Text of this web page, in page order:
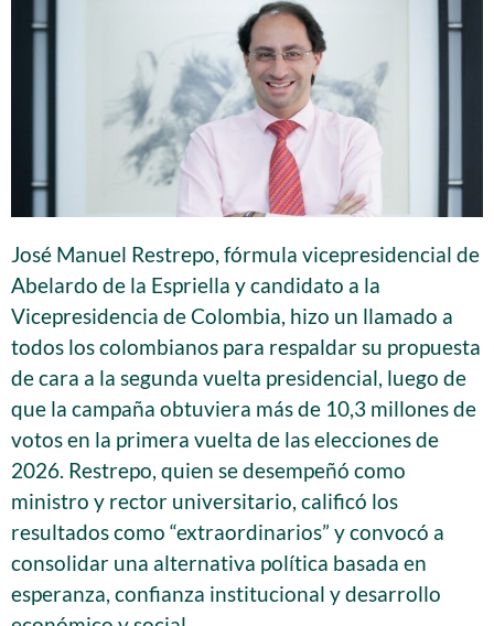
José Manuel Restrepo, fórmula vicepresidencial de
Abelardo de la Espriella y candidato a la
Vicepresidencia de Colombia, hizo un llamado a
todos los colombianos para respaldar su propuesta
de cara a la segunda vuelta presidencial, luego de
que la campaña obtuviera más de 10,3 millones de
votos en la primera vuelta de las elecciones de
2026. Restrepo, quien se desempeñó como
ministro y rector universitario, calificó los
resultados como “extraordinarios” y convocó a
consolidar una alternativa política basada en
esperanza, confianza institucional y desarrollo